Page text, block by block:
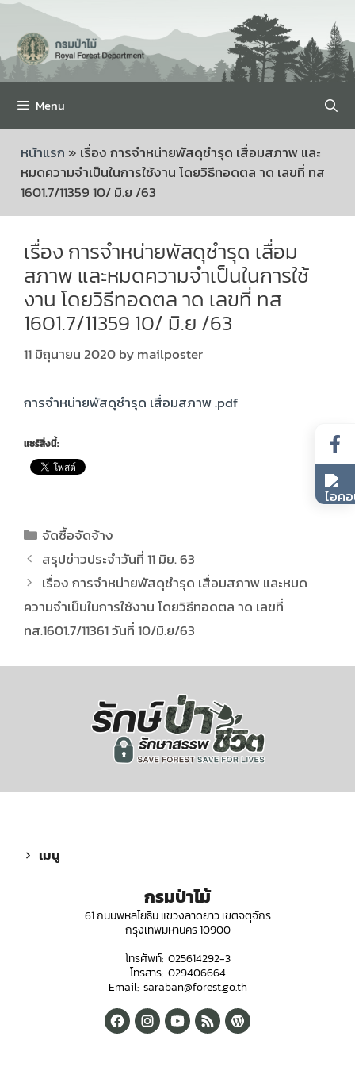
Menu
หน้าแรก » เรื่อง การจำหน่ายพัสดุชำรุด เสื่อมสภาพ และ
หมดความจำเป็นในการใช้งาน โดยวิธีทอดตล าด เลขที่ ทส
1601.7/11359 10/ มิ.ย /63
เรื่อง การจำหน่ายพัสดุชำรุด เสื่อม
สภาพ และหมดความจำเป็นในการใช้
งาน โดยวิธีทอดตล าด เลขที่ ทส
1601.7/11359 10/ มิ.ย /63
11 มิถุนายน 2020bymailposter
การจำหน่ายพัสดุชำรุด เสื่อมสภาพ .pdf
แชร์สิ่งนี้:
จัดซื้อจัดจ้าง
สรุปข่าวประจำวันที่ 11 มิย. 63
เรื่อง การจำหน่ายพัสดุชำรุด เสื่อมสภาพ และหมด
ความจำเป็นในการใช้งาน โดยวิธีทอดตล าด เลขที่
ทส.1601.7/11361 วันที่ 10/มิ.ย/63
เมนู
กรมป่าไม้
61 ถนนพหลโยธิน แขวงลาดยาว เขตจตุจักร
กรุงเทพมหานคร 10900
โทรศัพท์: 025614292-3
โทรสาร: 029406664
Email: saraban@forest.go.th